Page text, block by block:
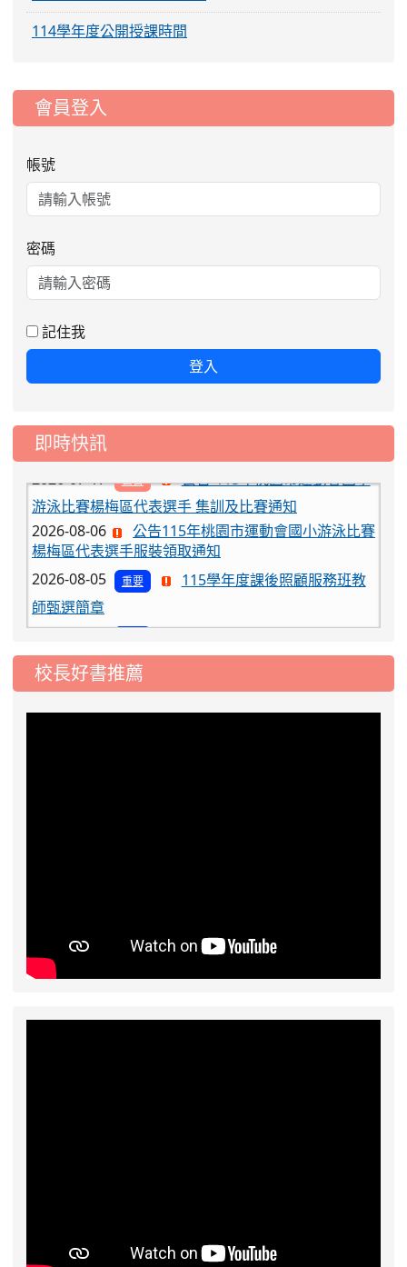
114學年度公開授課時間
::: 會員登入
帳號
密碼
記住我
登入
即時快訊
2026-08-06
楊梅區代表選手服裝領取通知
2026-08-05
2026-08-03
工車輛臨停」一案，請各位用路人留意
2026-07-17
游泳比賽楊梅區代表選手 集訓及比賽通知
2026-08-06
公告115年桃園市運動會國小游泳比賽
楊梅區代表選手服裝領取通知
2026-08-05
重要
115學年度課後照顧服務班教
師甄選簡章
2026-08-03
2026-07-31
公告
工車輛臨停」一案，請各位用路人留意
校長好書推薦